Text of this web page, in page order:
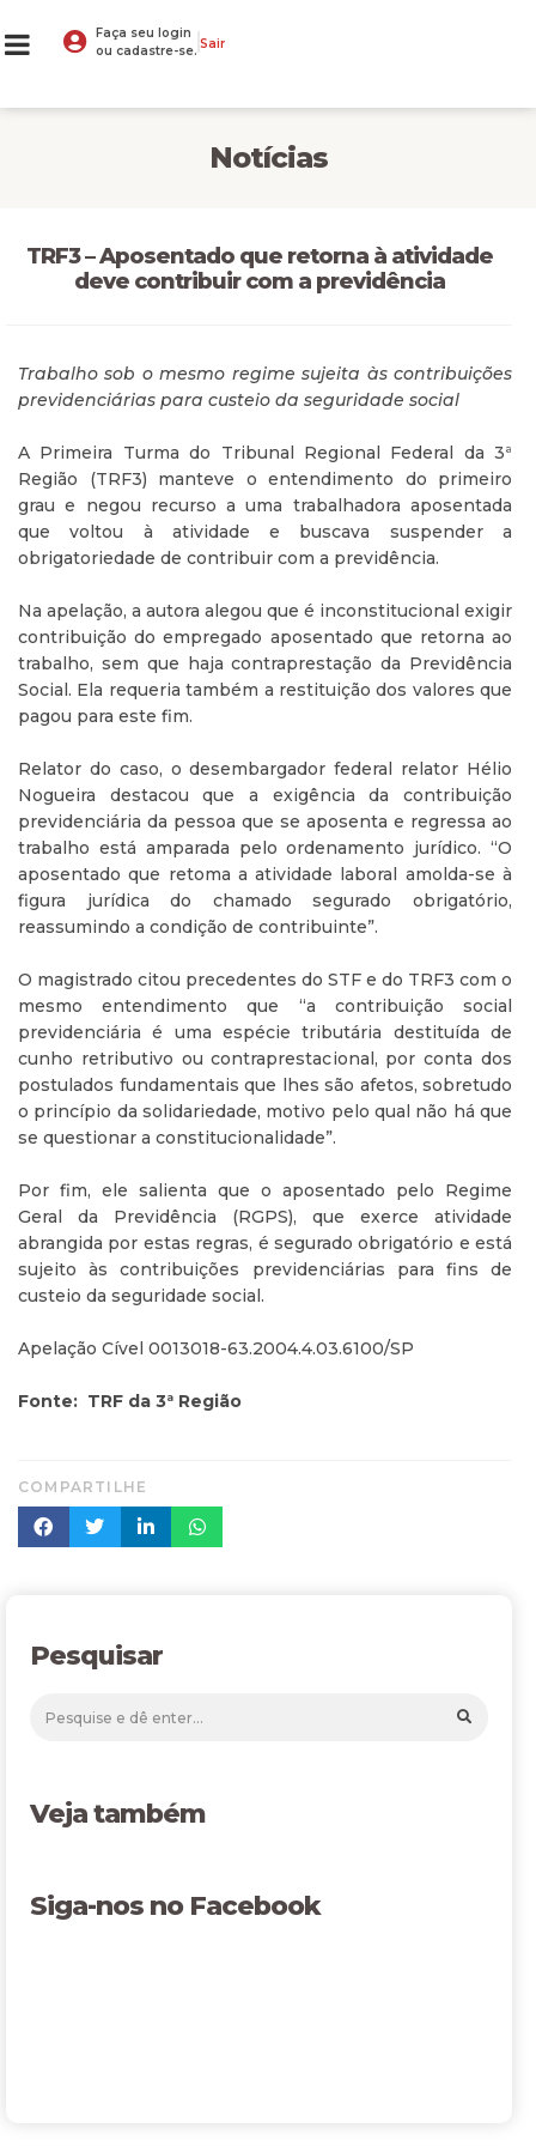
Faça seu login
ou cadastre-se. Sair
Notícias
TRF3 – Aposentado que retorna à atividade
deve contribuir com a previdência
Trabalho sob o mesmo regime sujeita às contribuições
previdenciárias para custeio da seguridade social
A Primeira Turma do Tribunal Regional Federal da 3ª
Região (TRF3) manteve o entendimento do primeiro
grau e negou recurso a uma trabalhadora aposentada
que voltou à atividade e buscava suspender a
obrigatoriedade de contribuir com a previdência.
Na apelação, a autora alegou que é inconstitucional exigir
contribuição do empregado aposentado que retorna ao
trabalho, sem que haja contraprestação da Previdência
Social. Ela requeria também a restituição dos valores que
pagou para este fim.
Relator do caso, o desembargador federal relator Hélio
Nogueira destacou que a exigência da contribuição
previdenciária da pessoa que se aposenta e regressa ao
trabalho está amparada pelo ordenamento jurídico. “O
aposentado que retoma a atividade laboral amolda-se à
figura jurídica do chamado segurado obrigatório,
reassumindo a condição de contribuinte”.
O magistrado citou precedentes do STF e do TRF3 com o
mesmo entendimento que “a contribuição social
previdenciária é uma espécie tributária destituída de
cunho retributivo ou contraprestacional, por conta dos
postulados fundamentais que lhes são afetos, sobretudo
o princípio da solidariedade, motivo pelo qual não há que
se questionar a constitucionalidade”.
Por fim, ele salienta que o aposentado pelo Regime
Geral da Previdência (RGPS), que exerce atividade
abrangida por estas regras, é segurado obrigatório e está
sujeito às contribuições previdenciárias para fins de
custeio da seguridade social.
Apelação Cível 0013018-63.2004.4.03.6100/SP
Fonte: TRF da 3ª Região
COMPARTILHE
Pesquisar
Veja também
Siga-nos no Facebook